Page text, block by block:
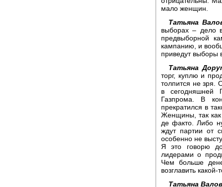
мало женщин.
Татьяна
выборах – дело
предвыборной
кампанию, и
приведут выборы
Татьяна
торг, куплю и
толпится не зря.
в сегодняшней
Газпрома. В
прекратился в
Женщины, так как
де факто. Либо
ждут партии от
особенно не
Я это говорю
лидерами о
Чем больше
возглавить
Татьяна